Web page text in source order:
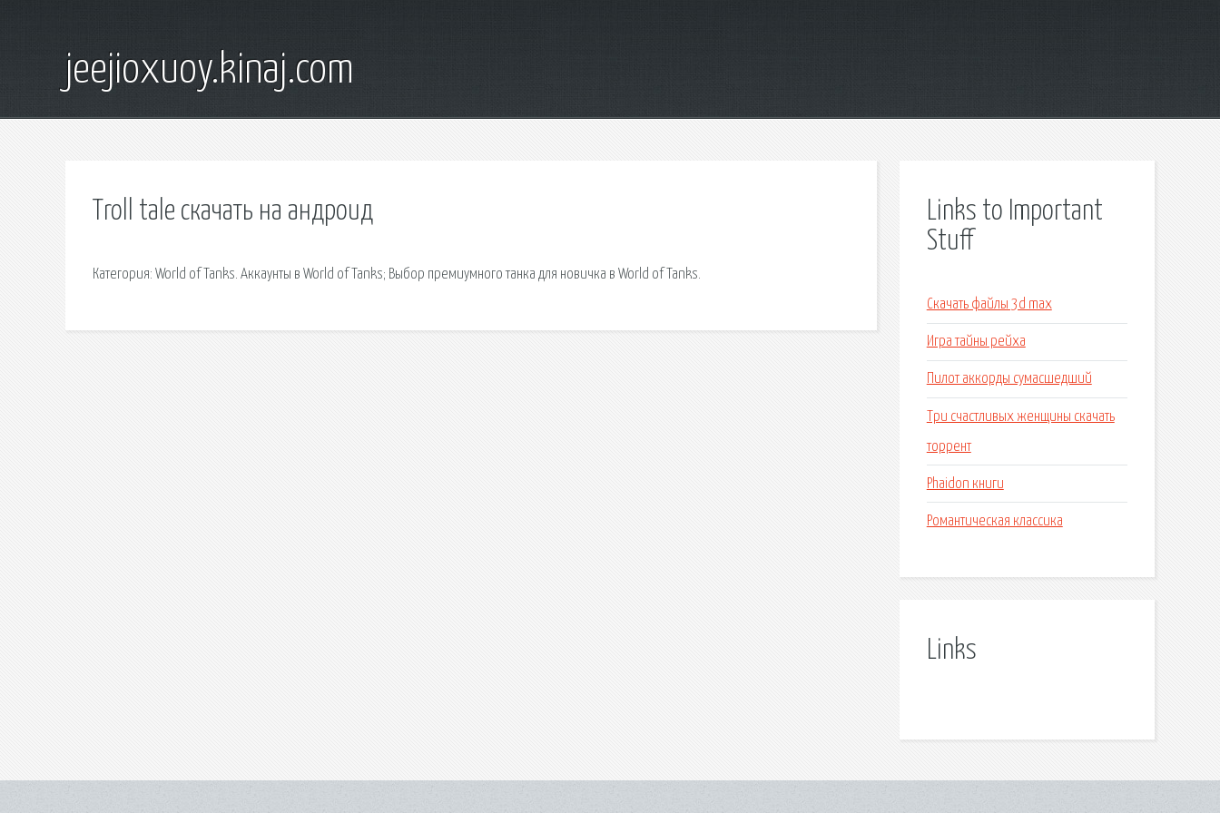
jeejioxuoy.kinaj.com
Troll tale скачать на андроид
Категория: World of Tanks. Аккаунты в World of Tanks; Выбор премиумного танка для новичка в World of Tanks.
Links to Important
Stuff
Скачать файлы 3d max
Игра тайны рейха
Пилот аккорды сумасшедший
Три счастливых женщины скачать
торрент
Phaidon книги
Романтическая классика
Links